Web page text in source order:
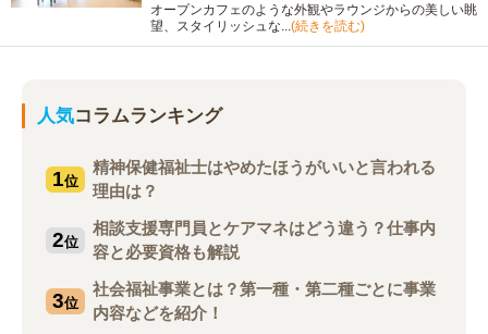
オープンカフェのような外観やラウンジからの美しい眺
望、スタイリッシュな...(続きを読む)
人気コラムランキング
1位
精神保健福祉士はやめたほうがいいと言われる
理由は？
2位
相談支援専門員とケアマネはどう違う？仕事内
容と必要資格も解説
3位
社会福祉事業とは？第一種・第二種ごとに事業
内容などを紹介！